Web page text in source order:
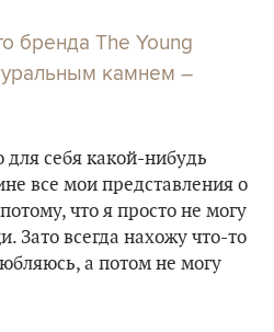
бренда The Young
камнем –
себя какой-нибудь
все мои представления о
что я просто не могу
Зато всегда нахожу что-то
а потом не могу